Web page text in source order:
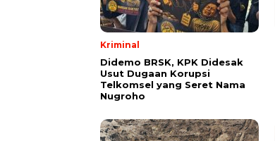
Kriminal
Didemo BRSK, KPK Didesak
Usut Dugaan Korupsi
Telkomsel yang Seret Nama
Nugroho